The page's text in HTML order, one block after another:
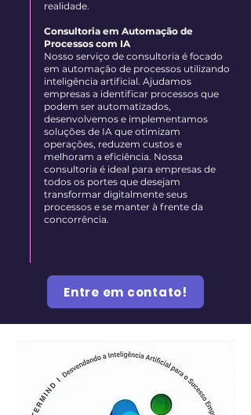
realidade.
Consultoria em Automação de
Processos com IA
Nosso serviço de consultoria é focado
em automação de processos utilizando
inteligência artificial. Ajudamos
empresas a identificar processos que
podem ser automatizados,
desenvolvemos e implementamos
soluções de IA que otimizam
operações, reduzem custos e
melhoram a eficiência. Nossa
consultoria é ideal para empresas de
todos os portes que desejam
transformar digitalmente seus
processos e se manter à frente da
concorrência.
Entre em contato!